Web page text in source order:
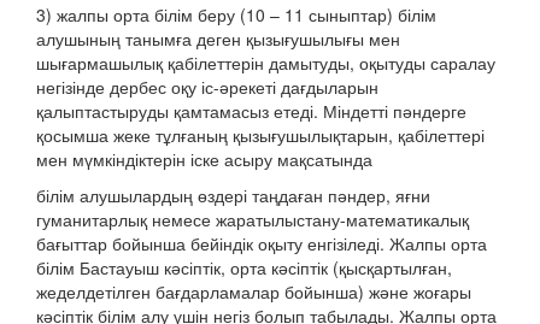
3) жалпы орта білім беру (10 – 11 сыныптар) білім
алушының танымға деген қызығушылығы мен
шығармашылық қабілеттерін дамытуды, оқытуды саралау
негізінде дербес оқу іс-әрекеті дағдыларын
қалыптастыруды қамтамасыз етеді. Міндетті пәндерге
қосымша жеке тұлғаның қызығушылықтарын, қабілеттері
мен мүмкіндіктерін іске асыру мақсатында
білім алушылардың өздері таңдаған пәндер, яғни
гуманитарлық немесе жаратылыстану-математикалық
бағыттар бойынша бейіндік оқыту енгізіледі. Жалпы орта
білім Бастауыш кәсіптік, орта кәсіптік (қысқартылған,
жеделдетілген бағдарламалар бойынша) және жоғары
кәсіптік білім алу үшін негіз болып табылады. Жалпы орта